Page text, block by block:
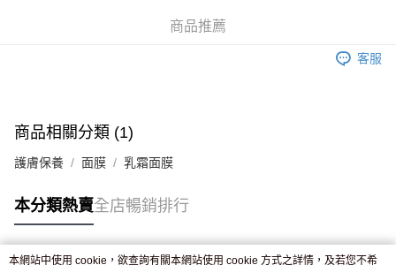
付款後門市自取，訂單確認後2-4個工作天到店，7天內取。逾期後
商品推薦
客服
商品相關分類 (1)
護膚保養 面膜 乳霜面膜
本分類熱賣全店暢銷排行
本網站中使用 cookie，欲查詢有關本網站使用 cookie 方式之詳情，及若您不希